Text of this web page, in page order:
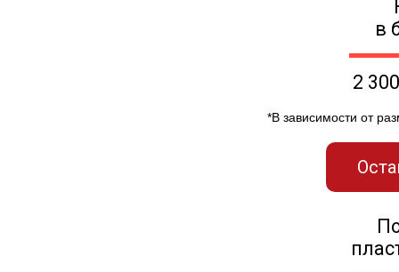
в
2
*В зависимости от